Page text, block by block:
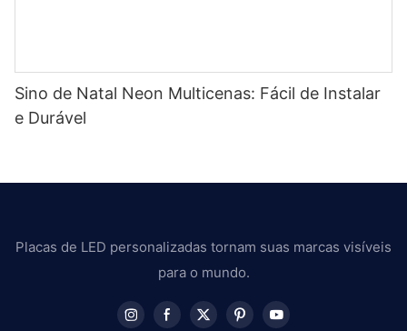
Sino de Natal Neon Multicenas: Fácil de Instalar
e Durável
Placas de LED personalizadas tornam suas marcas visíveis
para o mundo.